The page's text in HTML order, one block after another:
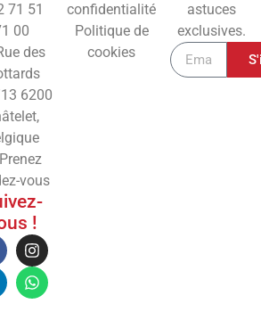
71 51
00
des
6200
vous
!
confidentialité
Politique de
cookies
astuces
exclusives.